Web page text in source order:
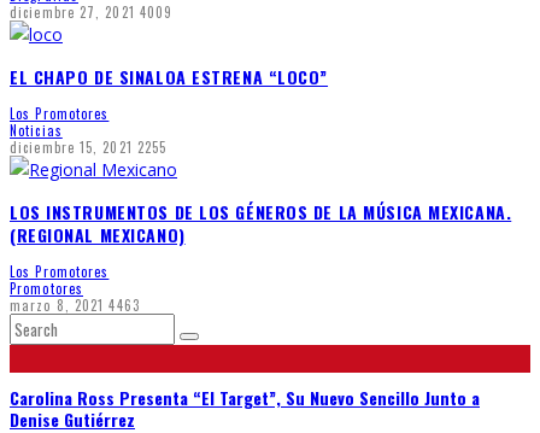
diciembre 27, 2021 4009
EL CHAPO DE SINALOA ESTRENA “LOCO”
Los Promotores
Noticias
diciembre 15, 2021 2255
LOS INSTRUMENTOS DE LOS GÉNEROS DE LA MÚSICA MEXICANA.
(REGIONAL MEXICANO)
Los Promotores
Promotores
marzo 8, 2021 4463
Carolina Ross Presenta “El Target”, Su Nuevo Sencillo Junto a
Denise Gutiérrez